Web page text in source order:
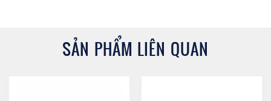
SẢN PHẨM LIÊN QUAN